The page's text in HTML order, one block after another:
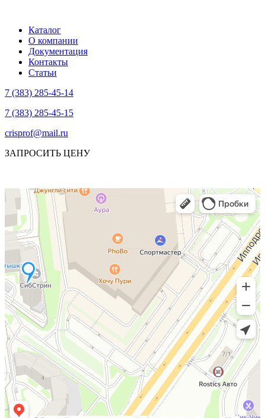
Каталог
О компании
Документация
Контакты
Статьи
7 (383) 285-45-14
7 (383) 285-45-15
crisprof@mail.ru
ЗАПРОСИТЬ ЦЕНУ